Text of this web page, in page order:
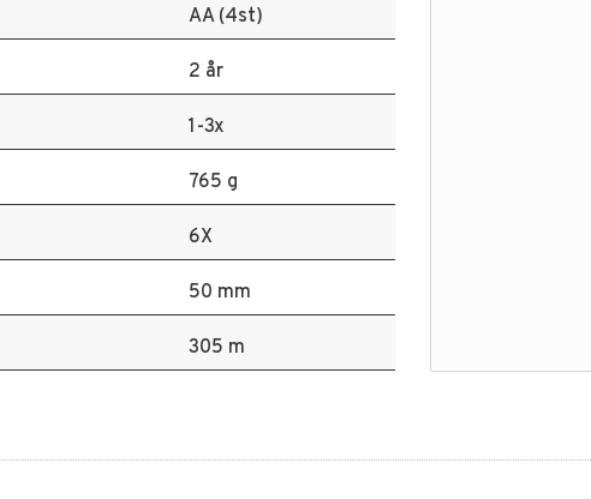
AA (4st)
2 år
1-3x
765 g
6X
50 mm
305 m